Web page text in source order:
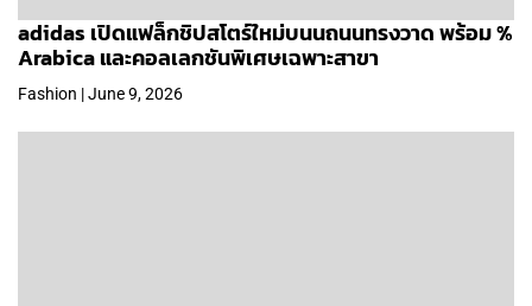
adidas เปิดแฟล็กชิปสโตร์ใหม่บนนถนนทรงวาด พร้อม %
Arabica และคอลเลกชันพิเศษเฉพาะสาขา
Fashion | June 9, 2026